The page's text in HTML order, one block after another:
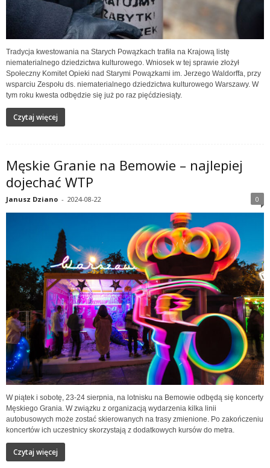
Tradycja kwestowania na Starych Powązkach trafiła na Krajową listę
niematerialnego dziedzictwa kulturowego. Wniosek w tej sprawie złożył
Społeczny Komitet Opieki nad Starymi Powązkami im. Jerzego Waldorffa, przy
wsparciu Zespołu ds. niematerialnego dziedzictwa kulturowego Warszawy. W
tym roku kwesta odbędzie się już po raz pięćdziesiąty.
Czytaj więcej
Męskie Granie na Bemowie – najlepiej
dojechać WTP
Janusz Dziano - 2024-08-22 0
W piątek i sobotę, 23-24 sierpnia, na lotnisku na Bemowie odbędą się koncerty
Męskiego Grania. W związku z organizacją wydarzenia kilka linii
autobusowych może zostać skierowanych na trasy zmienione. Po zakończeniu
koncertów ich uczestnicy skorzystają z dodatkowych kursów do metra.
Czytaj więcej